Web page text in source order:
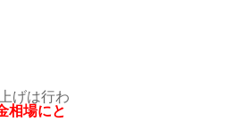
げは行わ
相場にと